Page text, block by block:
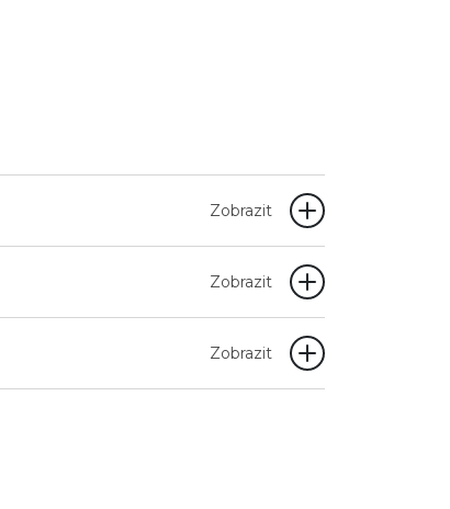
Zobrazit
Zobrazit
Zobrazit